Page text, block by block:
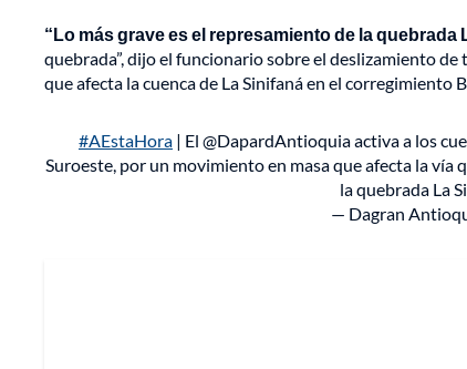
“Lo más grave es el represamiento de la quebrada
quebrada”, dijo el funcionario sobre el deslizamiento
que afecta la cuenca de La Sinifaná en el
#AEstaHora | El @DapardAntioquia activa a los
Suroeste, por un movimiento en masa que afecta la
la quebrada La
— Dagran